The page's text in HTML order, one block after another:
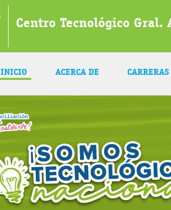
Centro Tecnológico
INICIO ACERCA DE CARRERAS